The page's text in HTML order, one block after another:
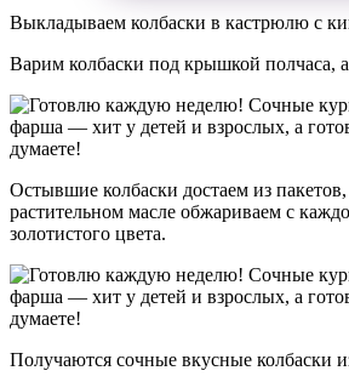
Выкладываем колбаски в кастрюлю с
Варим колбаски под крышкой полчаса, а
Остывшие колбаски достаем из пакетов,
растительном масле обжариваем с
золотистого цвета.
Получаются сочные вкусные колбаски